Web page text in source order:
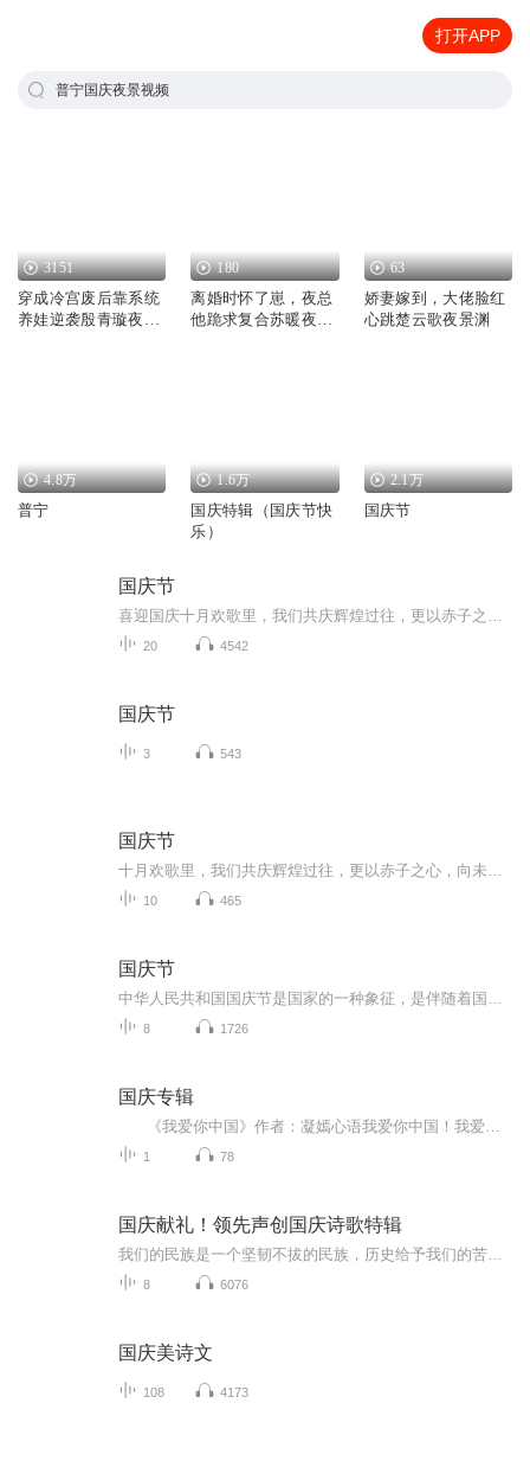
打开APP
普宁国庆夜景视频
3151
穿成冷宫废后靠系统
养娃逆袭殷青璇夜景
180
离婚时怀了崽，夜总
他跪求复合苏暖夜景
63
娇妻嫁到，大佬脸红
心跳楚云歌夜景渊
4.8万
普宁
1.6万
国庆特辑（国庆节快
乐）
2.1万
国庆节
国庆节
20 4542
国庆节
3 543
国庆节
10 465
国庆节
8 1726
国庆专辑
1 78
国庆献礼！领先声创国庆诗歌特辑
8 6076
国庆美诗文
108 4173